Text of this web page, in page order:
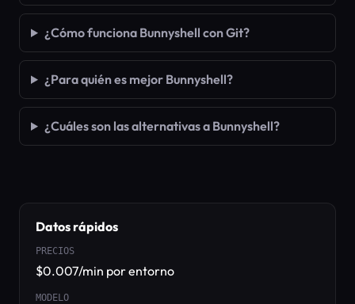
¿Cómo funciona Bunnyshell con Git?
¿Para quién es mejor Bunnyshell?
¿Cuáles son las alternativas a Bunnyshell?
Datos rápidos
PRECIOS
$0.007/min por entorno
MODELO